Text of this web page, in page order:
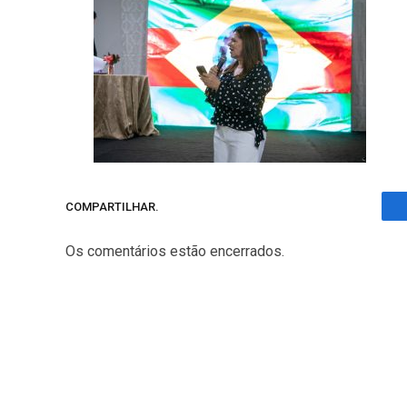
COMPARTILHAR.
Os comentários estão encerrados.